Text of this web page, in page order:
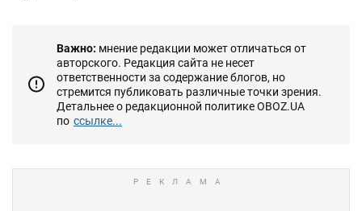
Важно: мнение редакции может отличаться от
авторского. Редакция сайта не несет
ответственности за содержание блогов, но
стремится публиковать различные точки зрения.
Детальнее о редакционной политике OBOZ.UA
по ссылке...